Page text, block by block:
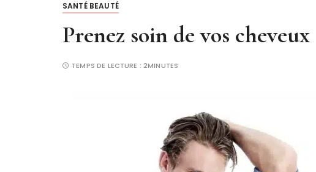
SANTÉ BEAUTÉ
Prenez soin de vos cheveux
TEMPS DE LECTURE :2MINUTES